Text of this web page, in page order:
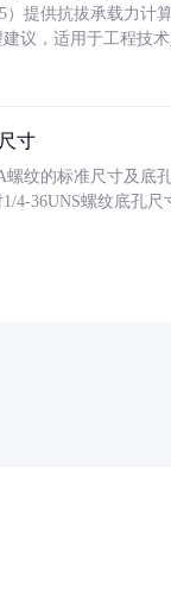
）提供抗拔承载力计
议，适用于工程技术
寸
螺纹的标准尺寸及底
1/4-36UNS螺纹底孔